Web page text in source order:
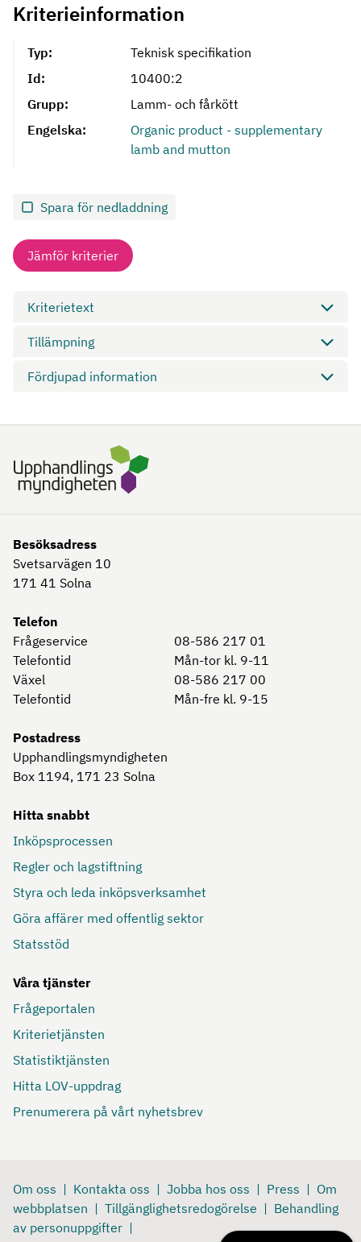
Kriterieinformation
Typ:
Teknisk specifikation
Id:
10400:2
Grupp:
Lamm- och fårkött
Engelska:
Organic product - supplementary
lamb and mutton
Spara för nedladdning
Jämför kriterier
Kriterietext
Tillämpning
Fördjupad information
Besöksadress
Svetsarvägen 10
171 41 Solna
Telefon
Frågeservice
08-586 217 01
Telefontid
Mån-tor kl. 9-11
Växel
08-586 217 00
Telefontid
Mån-fre kl. 9-15
Postadress
Upphandlingsmyndigheten
Box 1194, 171 23 Solna
Hitta snabbt
Inköpsprocessen
Regler och lagstiftning
Styra och leda inköpsverksamhet
Göra affärer med offentlig sektor
Statsstöd
Våra tjänster
Frågeportalen
Kriterietjänsten
Statistiktjänsten
Hitta LOV-uppdrag
Prenumerera på vårt nyhetsbrev
Om oss Kontakta oss Jobba hos oss Press
Om
webbplatsen
Tillgänglighetsredogörelse
Behandling
av personuppgifter